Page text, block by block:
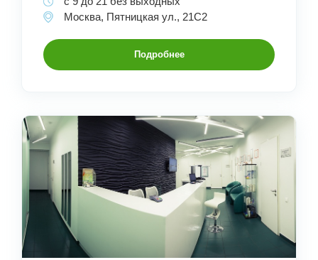
Москва, Пятницкая ул., 21С2
Подробнее